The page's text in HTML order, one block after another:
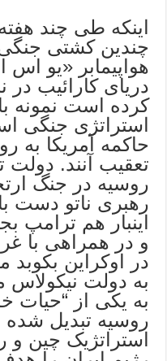
اینکه طی چند
چندین کشتی
هواپیمابر «یو اس
دریای کارائیب در
کرده است نمونه
استراتژی جنگی
حاکمه آمریکا به
تعقیب آنند. دولت
روسیه در جنگ
رهبری ناتو دست
اینبار هم ترامپ
و در همراهی با
در اوکراین
به دولت نیکولاس
به یکی از “حیات
روسیه تبدیل
استراتژیک چین و